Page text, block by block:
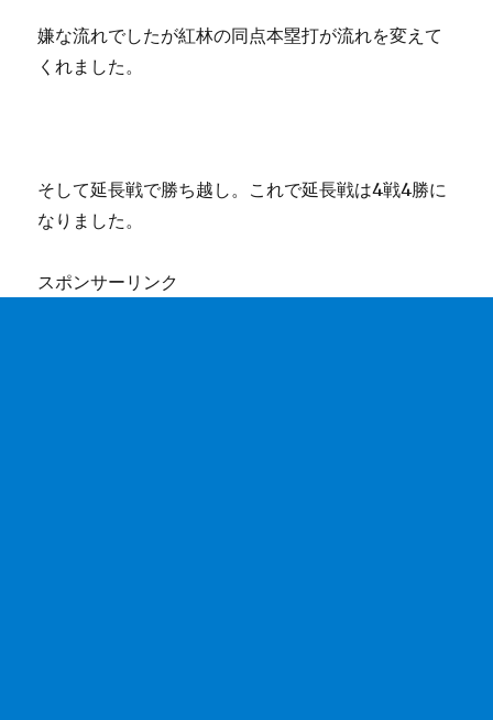
嫌な流れでしたが紅林の同点本塁打が流れを変えて
くれました。
そして延長戦で勝ち越し。これで延長戦は4戦4勝に
なりました。
スポンサーリンク